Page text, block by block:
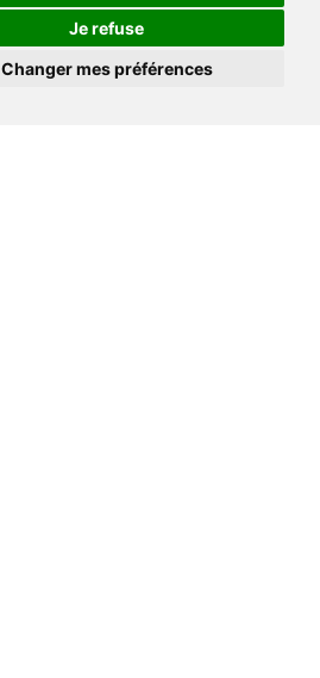
Je refuse
Changer mes préférences